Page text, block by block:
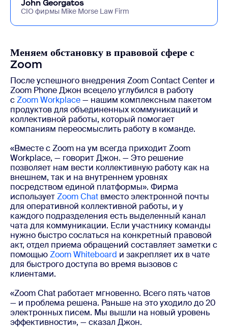
John Georgatos
CIO фирмы Mike Morse Law Firm
Меняем обстановку в правовой сфере с
Zoom
После успешного внедрения Zoom Contact Center и
Zoom Phone Джон всецело углубился в работу
сZoom Workplace— нашим комплексным пакетом
продуктов для объединенных коммуникаций и
коллективной работы, который помогает
компаниям переосмыслить работу в команде.
«Вместе с Zoom на ум всегда приходит Zoom
Workplace, — говорит Джон. — Это решение
позволяет нам вести коллективную работу как на
внешнем, так и на внутреннем уровнях
посредством единой платформы». Фирма
используетZoom Chat вместо электронной почты
для оперативной коллективной работы, и у
каждого подразделения есть выделенный канал
чата для коммуникации. Если участнику команды
нужно быстро сослаться на конкретный правовой
акт, отдел приема обращений составляет заметки с
помощьюZoom Whiteboard и закрепляет их в чате
для быстрого доступа во время вызовов с
клиентами.
«Zoom Chat работает мгновенно. Всего пять чатов
— и проблема решена. Раньше на это уходило до 20
электронных писем. Мы вышли на новый уровень
эффективности», — сказал Джон.